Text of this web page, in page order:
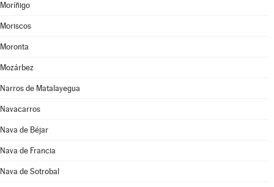
Moríñigo
Moriscos
Moronta
Mozárbez
Narros de Matalayegua
Navacarros
Nava de Béjar
Nava de Francia
Nava de Sotrobal